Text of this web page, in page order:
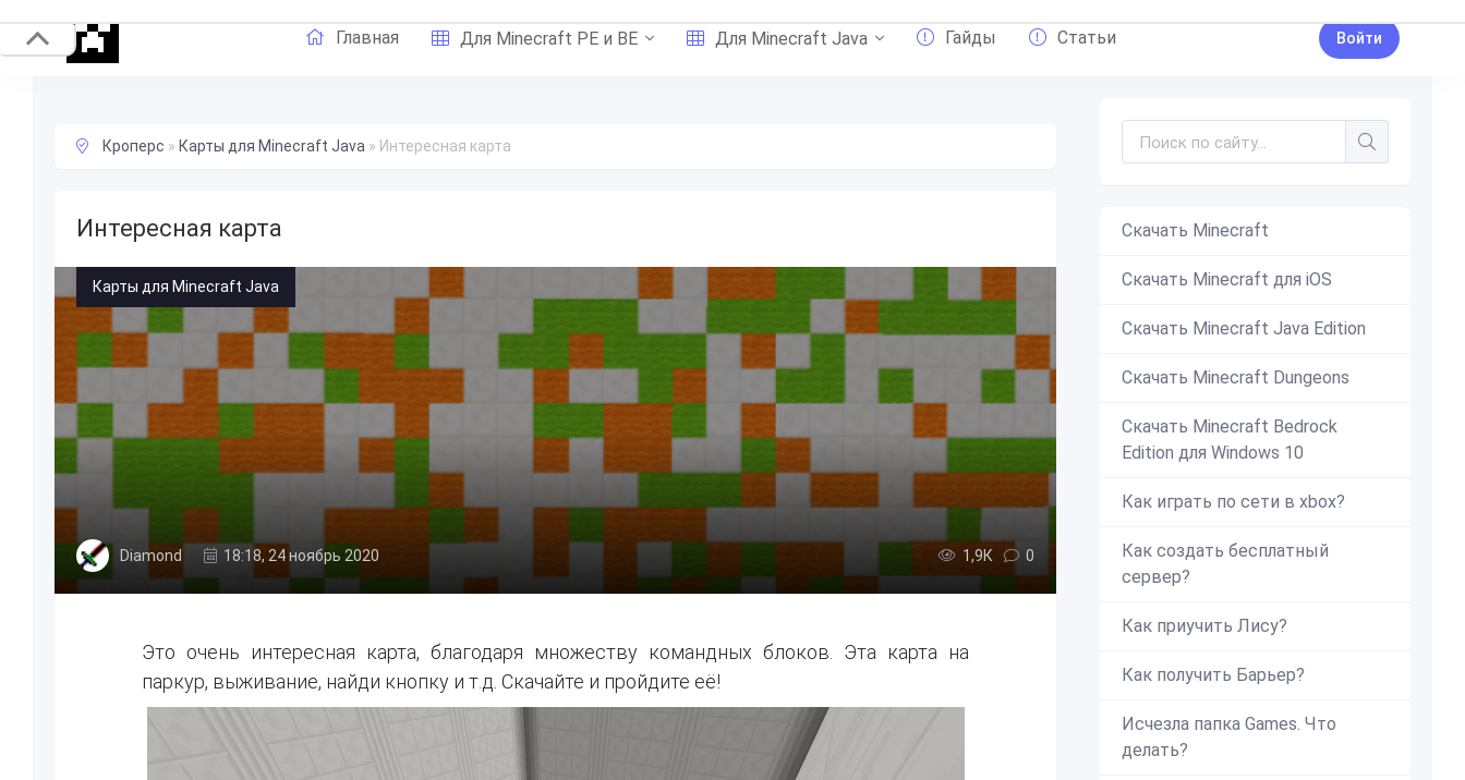
Главная Для Minecraft PE и BE Для Minecraft Java Гайды Статьи Войти
Кроперс » Карты для Minecraft Java » Интересная карта
Интересная карта
Карты для Minecraft Java
Diamond 18:18, 24 ноябрь 2020 1,9К 0
Это очень интересная карта, благодаря множеству командных блоков. Эта карта на
паркур, выживание, найди кнопку и т.д. Скачайте и пройдите её!
Скачать Minecraft
Скачать Minecraft для iOS
Скачать Minecraft Java Edition
Скачать Minecraft Dungeons
Скачать Minecraft Bedrock
Edition для Windows 10
Как играть по сети в xbox?
Как создать бесплатный
сервер?
Как приучить Лису?
Как получить Барьер?
Исчезла папка Games. Что
делать?